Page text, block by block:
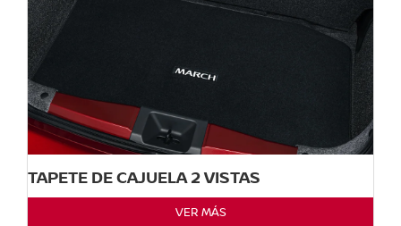
TAPETE DE CAJUELA 2 VISTAS
VER MÁS